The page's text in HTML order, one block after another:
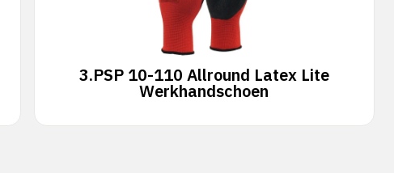
3.PSP 10-110 Allround Latex Lite
Werkhandschoen